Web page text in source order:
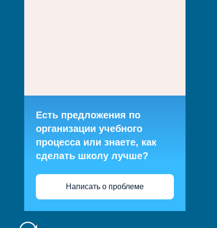
Есть предложения по
организации учебного
процесса или знаете, как
сделать школу лучше?
Написать о проблеме